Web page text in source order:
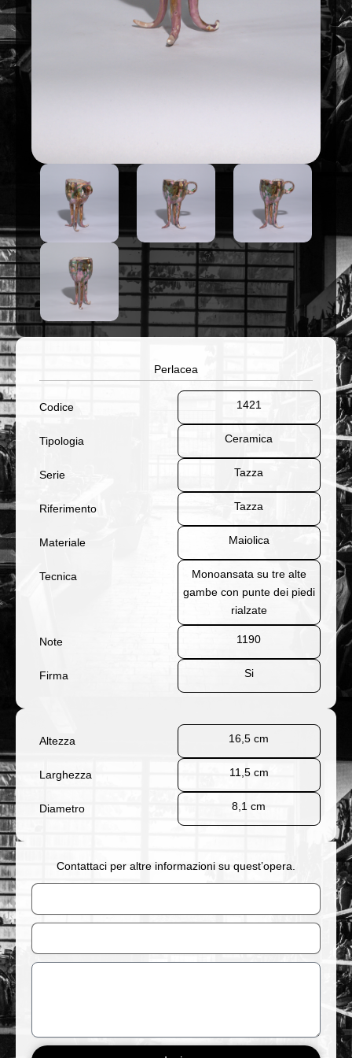
Perlacea
Codice 1421
Tipologia Ceramica
Serie Tazza
Riferimento Tazza
Materiale Maiolica
Tecnica
Monoansata su tre alte
gambe con punte dei piedi
rialzate
Note 1190
Firma Si
Altezza 16,5 cm
Larghezza 11,5 cm
Diametro 8,1 cm
Contattaci per altre informazioni su quest’opera.
Nome
Email
Messaggio